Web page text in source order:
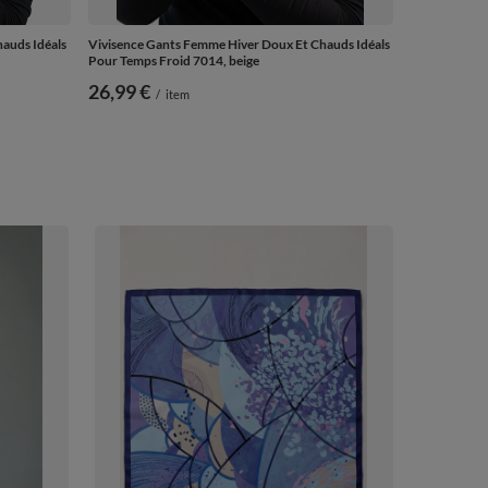
Idéals
Vivisence Gants Femme Hiver Doux Et Chauds Idéals
Pour Temps Froid 7014, beige
26,99 € / item